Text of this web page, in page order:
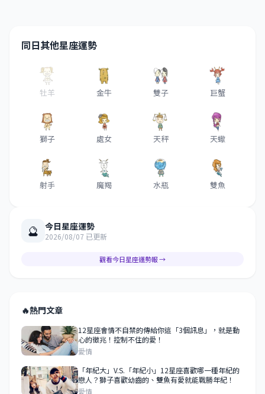
同日其他星座運勢
牡羊 金牛 雙子 巨蟹
獅子 處女 天秤 天蠍
射手 魔羯 水瓶 雙魚
🔮 今日星座運勢
2026/08/07 已更新
觀看今日星座運勢報 →
🔥熱門文章
12星座會情不自禁的傳給你這「3個訊息」，就是動
心的徵兆！控制不住的愛！
愛情
「年紀大」V.S.「年紀小」12星座喜歡哪一種年紀的
戀人？獅子喜歡幼齒的、雙魚有愛就能戰勝年紀！
愛情